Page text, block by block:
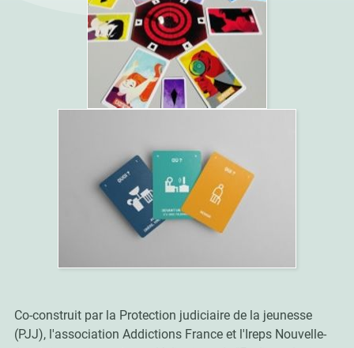
Co-construit par la Protection judiciaire de la jeunesse
(PJJ), l'association Addictions France et l'Ireps Nouvelle-